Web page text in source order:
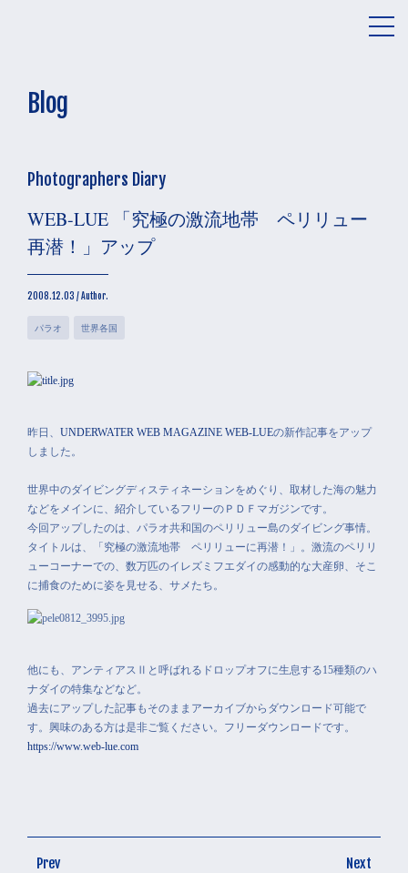
メ
Blog
Photographers Diary
WEB-LUE 「究極の激流地帯 ペリリュー
再潜！」アップ
2008.12.03 / Author.
パラオ 世界各国
昨日、 UNDERWATER WEB MAGAZINE WEB-LUEの新作記事をアップ
しました。
世界中のダイビングディスティネーションをめぐり、取材した海の魅力
などをメインに、紹介しているフリーのＰＤＦマガジンです。
今回アップしたのは、パラオ共和国のペリリュー島のダイビング事情。
タイトルは、「究極の激流地帯 ペリリューに再潜！」。激流のペリリ
ューコーナーでの、数万匹のイレズミフエダイの感動的な大産卵、そこ
に捕食のために姿を見せる、サメたち。
他にも、アンティアスⅡと呼ばれるドロップオフに生息する15種類のハ
ナダイの特集などなど。
過去にアップした記事もそのままアーカイブからダウンロード可能で
す。興味のある方は是非ご覧ください。フリーダウンロードです。
https://www.web-lue.com
Prev Next